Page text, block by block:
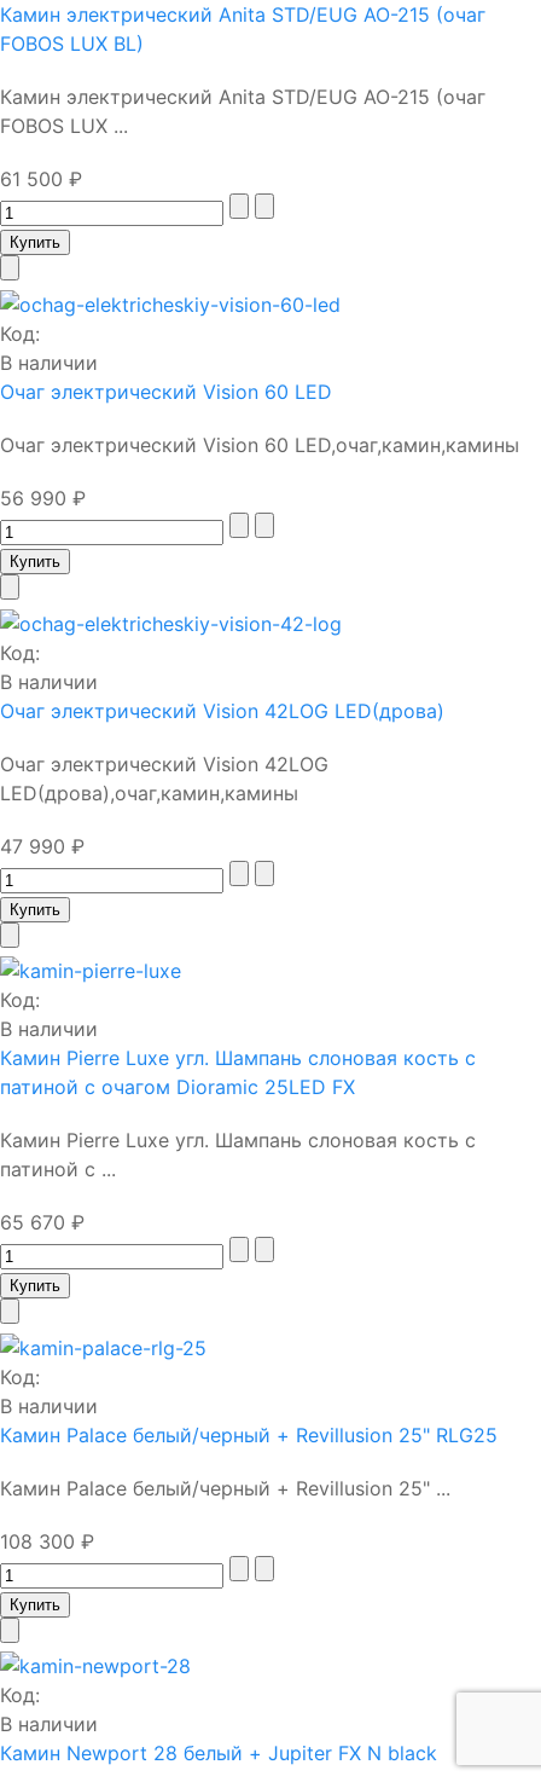
Камин электрический Anita STD/EUG AO-215 (очаг
FOBOS LUX BL)
Камин электрический Anita STD/EUG AO-215 (очаг
FOBOS LUX ...
61 500 ₽
Код:
В наличии
Очаг электрический Vision 60 LED
Очаг электрический Vision 60 LED,очаг,камин,камины
56 990 ₽
Код:
В наличии
Очаг электрический Vision 42LOG LED(дрова)
Очаг электрический Vision 42LOG
LED(дрова),очаг,камин,камины
47 990 ₽
Код:
В наличии
Камин Pierre Luxe угл. Шампань слоновая кость с
патиной с очагом Dioramic 25LED FX
Камин Pierre Luxe угл. Шампань слоновая кость с
патиной с ...
65 670 ₽
Код:
В наличии
Камин Palace белый/черный + Revillusion 25" RLG25
Камин Palace белый/черный + Revillusion 25" ...
108 300 ₽
Код:
В наличии
Камин Newport 28 белый + Jupiter FX N black